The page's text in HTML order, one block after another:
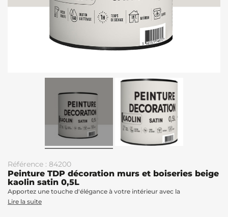
Référence : 84200
Peinture TDP décoration murs et boiseries beige
kaolin satin 0,5L
Apportez une touche d'élégance à votre intérieur avec la
Lire la suite